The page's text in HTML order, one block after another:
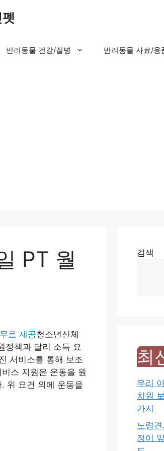
반려동물 건강/질병 반려동물 사료/용
PT 월
료 제공청소년신체
정책과 달리 소득 요
서비스를 통해 보조
스 지원은 운동을 원
위 요건 외에 운동을
검색
최
우리
치원
가지
노령
정이